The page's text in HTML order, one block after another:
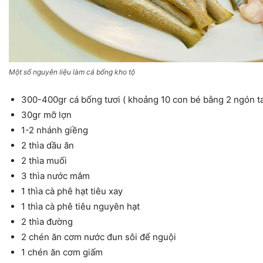
Một số nguyên liệu làm cá bống kho tộ
300-400gr cá bống tươi ( khoảng 10 con bé bằng 2 ngón
30gr mỡ lợn
1-2 nhánh giềng
2 thìa dầu ăn
2 thìa muối
3 thìa nước mắm
1 thìa cà phê hạt tiêu xay
1 thìa cà phê tiêu nguyên hạt
2 thìa đường
2 chén ăn cơm nước đun sôi để nguội
1 chén ăn cơm giấm